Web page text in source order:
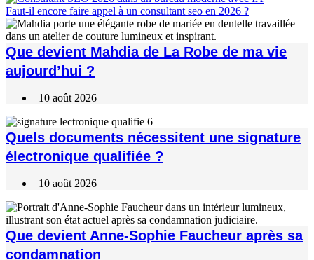
Faut-il encore faire appel à un consultant seo en 2026 ?
Que devient Mahdia de La Robe de ma vie
aujourd’hui ?
10 août 2026
Quels documents nécessitent une signature
électronique qualifiée ?
10 août 2026
Que devient Anne-Sophie Faucheur après sa
condamnation